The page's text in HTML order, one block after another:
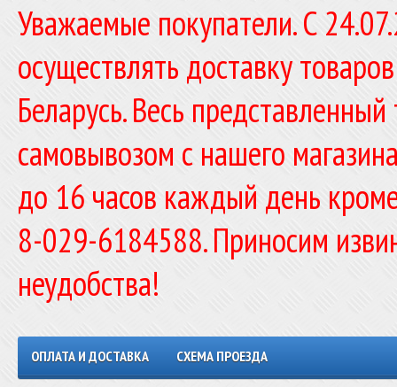
Уважаемые покупатели. C
осуществлять доставку
Беларусь. Весь
самовывозом с нашего
до 16 часов каждый день
8-029-6184588. Приносим
неудобства!
ОПЛАТА И ДОСТАВКА СХЕМА ПРОЕЗДА